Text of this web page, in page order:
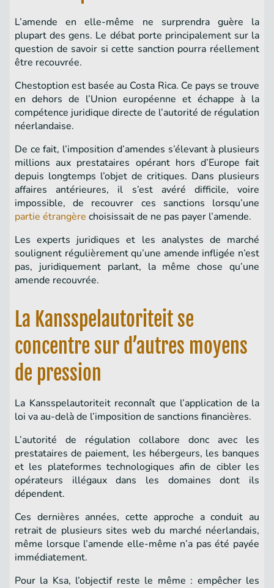
L’amende en elle-même ne surprendra guère la
plupart des gens. Le débat porte principalement sur la
question de savoir si cette sanction pourra réellement
être recouvrée.
Chestoption est basée au Costa Rica. Ce pays se trouve
en dehors de l’Union européenne et échappe à la
compétence juridique directe de l’autorité de régulation
néerlandaise.
De ce fait, l’imposition d’amendes s’élevant à plusieurs
millions aux prestataires opérant hors d’Europe fait
depuis longtemps l’objet de critiques. Dans plusieurs
affaires antérieures, il s’est avéré difficile, voire
impossible, de recouvrer ces sanctions lorsqu’une
partie étrangère choisissait de ne pas payer l’amende.
Les experts juridiques et les analystes de marché
soulignent régulièrement qu’une amende infligée n’est
pas, juridiquement parlant, la même chose qu’une
amende recouvrée.
La Kansspelautoriteit se
concentre sur d’autres moyens
de pression
La Kansspelautoriteit reconnaît que l’application de la
loi va au-delà de l’imposition de sanctions financières.
L’autorité de régulation collabore donc avec les
prestataires de paiement, les hébergeurs, les banques
et les plateformes technologiques afin de cibler les
opérateurs illégaux dans les domaines dont ils
dépendent.
Ces dernières années, cette approche a conduit au
retrait de plusieurs sites web du marché néerlandais,
même lorsque l’amende elle-même n’a pas été payée
immédiatement.
Pour la Ksa, l’objectif reste le même : empêcher les